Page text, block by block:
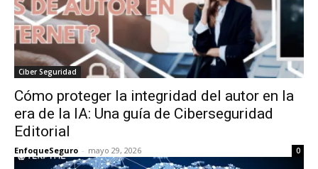
Ciber Seguridad
Cómo proteger la integridad del autor en la
era de la IA: Una guía de Ciberseguridad
Editorial
EnfoqueSeguro - mayo 29, 2026 0